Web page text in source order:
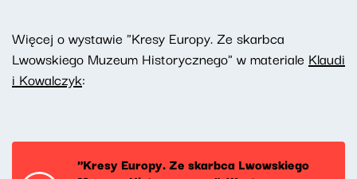
Więcej o wystawie "Kresy Europy. Ze skarbca
Lwowskiego Muzeum Historycznego" w materiale Klaudi
i Kowalczyk:
"Kresy Europy. Ze skarbca Lwowskiego